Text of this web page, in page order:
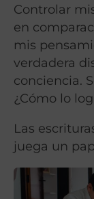
Controlar
en
mis
verdadera
conciencia.
¿Cómo lo
Las
juega un